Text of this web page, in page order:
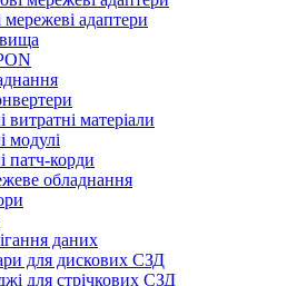
мережеві адаптери
витратні матеріали
модулі
патч-корди
обладнання
даних
для дискових СЗД
для стрічкових СЗД